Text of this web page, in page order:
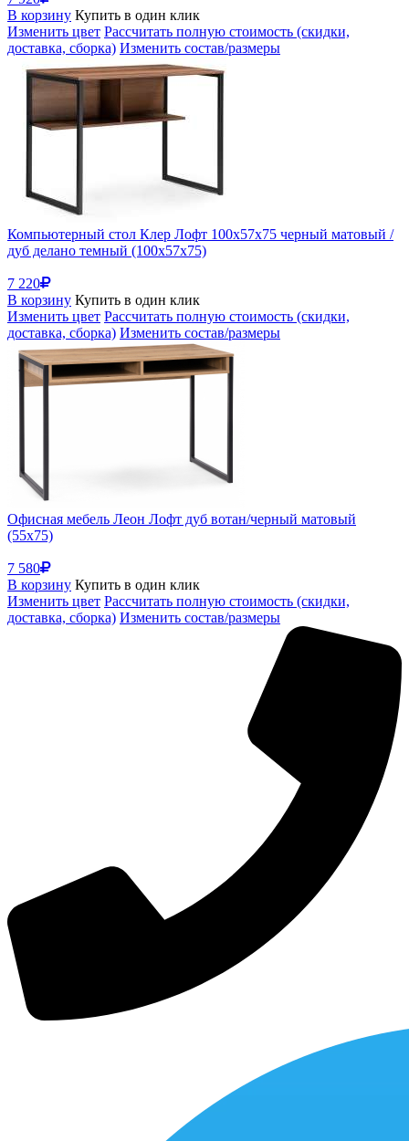
В корзину Купить в один клик
Изменить цвет Рассчитать полную стоимость (скидки,
доставка, сборка) Изменить состав/размеры
Компьютерный стол Клер Лофт 100х57х75 черный матовый /
дуб делано темный (100x57x75)
7 220
В корзину Купить в один клик
Изменить цвет Рассчитать полную стоимость (скидки,
доставка, сборка) Изменить состав/размеры
Офисная мебель Леон Лофт дуб вотан/черный матовый
(55x75)
7 580
В корзину Купить в один клик
Изменить цвет Рассчитать полную стоимость (скидки,
доставка, сборка) Изменить состав/размеры